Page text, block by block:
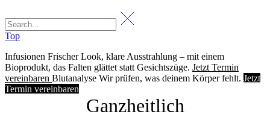
Top
Infusionen Frischer Look, klare Ausstrahlung – mit einem
Bioprodukt, das Falten glättet statt Gesichtszüge. Jetzt Termin
vereinbaren Blutanalyse Wir prüfen, was deinem Körper fehlt. Jetzt
Termin vereinbaren
Ganzheitlich